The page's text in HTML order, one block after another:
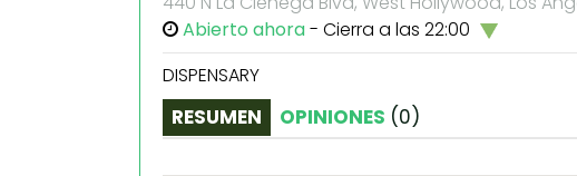
Abierto ahora- Cierra a las 22:00
DISPENSARY
RESUMEN OPINIONES (0)